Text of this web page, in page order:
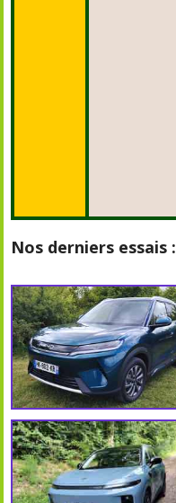
Nos derniers essais :